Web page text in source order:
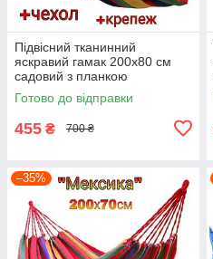
Підвісний тканинний
яскравий гамак 200х80 см
садовий з планкою
мексиканський туристичний
для дому дачі та туризму
Готово до відправки
455 ₴ 700 ₴
–35%